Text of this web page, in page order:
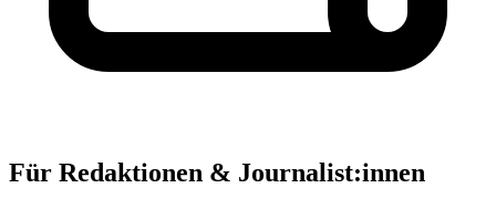
Für Redaktionen & Journalist:innen